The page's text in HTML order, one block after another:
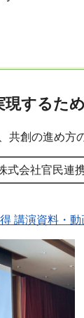
現するた
共創の進め方
式会社官民連
講演資料・